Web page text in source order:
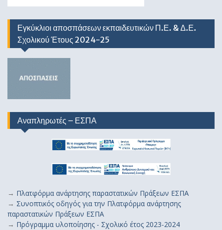
Εγκύκλιοι αποσπάσεων εκπαιδευτικών Π.Ε. & Δ.Ε.
Σχολικού Έτους 2024-25
Αναπληρωτές – ΕΣΠΑ
→ Πλατφόρμα ανάρτησης παραστατικών Πράξεων ΕΣΠΑ
→ Συνοπτικός οδηγός για την Πλατφόρμα ανάρτησης
παραστατικών Πράξεων ΕΣΠΑ
→ Πρόγραμμα υλοποίησης - Σχολικό έτος 2023-2024